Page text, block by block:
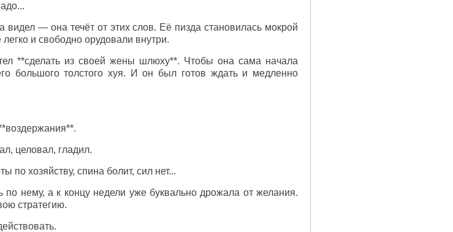
— она течёт от этих слов. Её пизда становилась мокрой
и свободно орудовали внутри.
**сделать из своей жены шлюху**. Чтобы она сама начала
большого толстого хуя. И он был готов ждать и медленно
целовал, гладил.
хозяйству, спина болит, сил нет...
по нему, а к концу недели уже буквально дрожала от желания.
стратегию.